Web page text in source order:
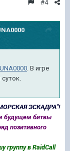
#4
. В игре
ЭСКАДРА"!
будущем битвы
позитивного
группу в RaidCall